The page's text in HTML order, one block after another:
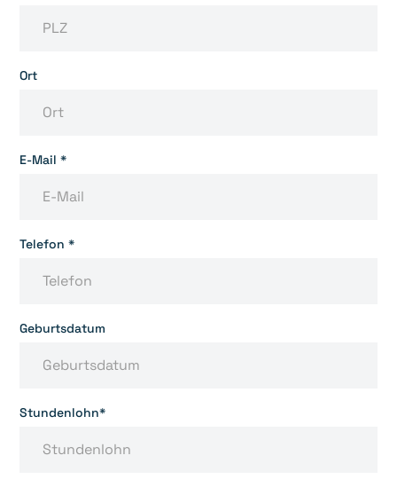
Ort
E-Mail *
Telefon *
Geburtsdatum
Stundenlohn*